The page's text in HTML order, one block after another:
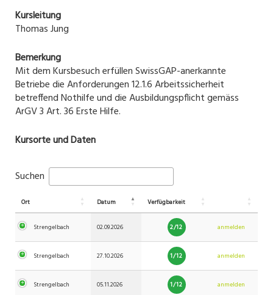
Kursleitung
Thomas Jung
Bemerkung
Mit dem Kursbesuch erfüllen SwissGAP-anerkannte
Betriebe die Anforderungen 12.1.6 Arbeitssicherheit
betreffend Nothilfe und die Ausbildungspflicht gemäss
ArGV 3 Art. 36 Erste Hilfe.
Kursorte und Daten
Suchen
Ort Datum Verfügbarkeit
Strengelbach 02.09.2026 2/12 anmelden
Strengelbach 27.10.2026 1/12 anmelden
Strengelbach 05.11.2026 1/12 anmelden